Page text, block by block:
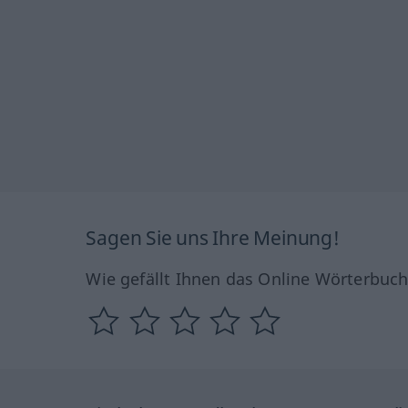
Sagen Sie uns Ihre Meinung!
Wie gefällt Ihnen das Online